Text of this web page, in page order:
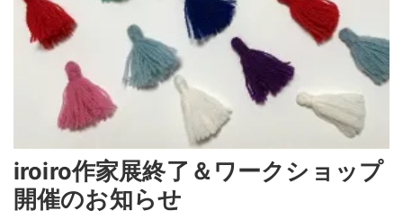
iroiro作家展終了＆ワークショップ
開催のお知らせ